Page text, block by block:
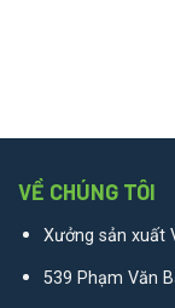
VỀ CHÚNG TÔI
Xưởng sản xuất
539 Phạm Văn